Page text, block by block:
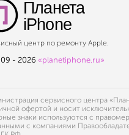
Планета
iPhone
центр по ремонту Apple.
- 2026 «planetiphone.ru»
сервисного центра
офертой и носит
знаки используются с
с компаниями